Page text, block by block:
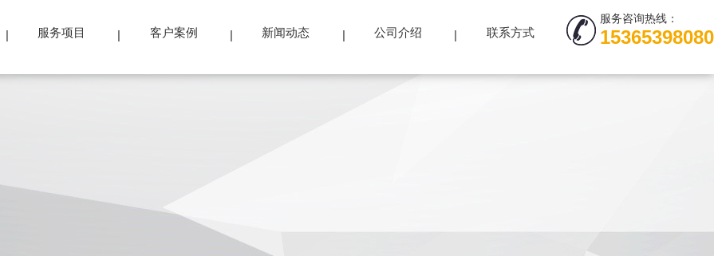
服务咨询热线：
15365398080
服务项目 客户案例 新闻动态 公司介绍 联系方式